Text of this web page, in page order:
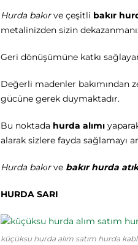
Hurda bakırve çeşitli bakır
metalinizden sizin
Geri dönüşümüne katkı
Değerli madenler bakımından
gücüne gerek duymaktadır.
Bu noktada hurda alımı
alarak sizlere fayda sağlamayı
Hurda bakırve bakır hurda
HURDA SARI
küçüksu hurda alım satım hurda